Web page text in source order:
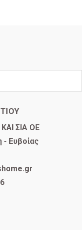
ΣΙΑ ΟΕ
- Ευβοίας